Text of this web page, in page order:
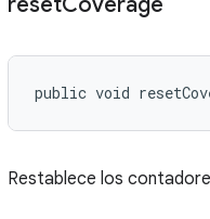
public void
Restablece los